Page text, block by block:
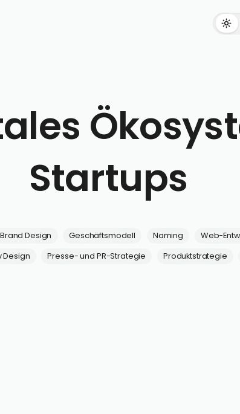
Startups
Design Geschäftsmodell Naming Web-
Design Presse- und PR-Strategie Produktstrategie